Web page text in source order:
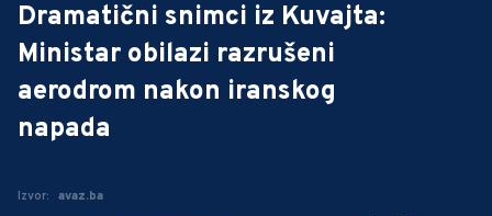
Dramatični snimci iz Kuvajta:
Ministar obilazi razrušeni
aerodrom nakon iranskog
napada
Izvor: avaz.ba